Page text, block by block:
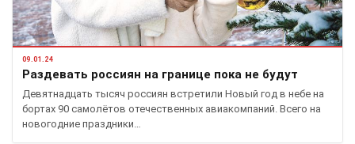
09.01.24
Раздевать россиян на границе пока не будут
Девятнадцать тысяч россиян встретили Новый год в небе на
бортах 90 самолётов отечественных авиакомпаний. Всего на
новогодние праздники…